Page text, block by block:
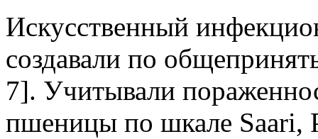
Искусственный
создавали по
7]. Учитывали
пшеницы по шкале Saari,